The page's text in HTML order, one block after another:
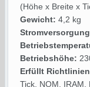
(Höhe x Breite x
Gewicht:4,2 kg
Betriebshöhe:
Erfüllt
Tick, NOM, IRAM,